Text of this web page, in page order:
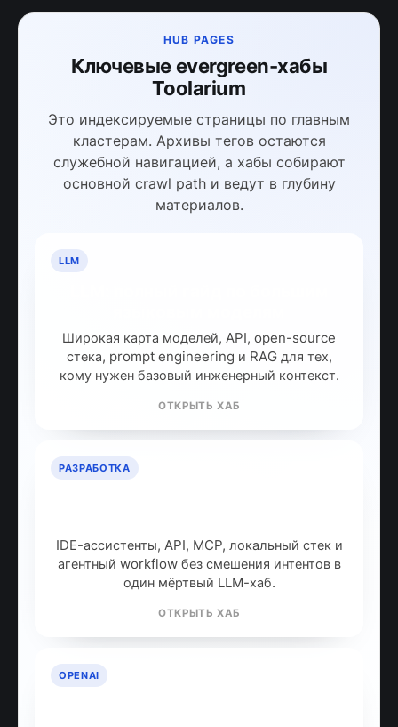
HUB PAGES
Ключевые evergreen-хабы
Toolarium
Это индексируемые страницы по главным
кластерам. Архивы тегов остаются
служебной навигацией, а хабы собирают
основной crawl path и ведут в глубину
материалов.
LLM
Широкая карта моделей, API, open-source
стека, prompt engineering и RAG для тех,
кому нужен базовый инженерный контекст.
ОТКРЫТЬ ХАБ
РАЗРАБОТКА
IDE-ассистенты, API, MCP, локальный стек и
агентный workflow без смешения интентов в
один мёртвый LLM-хаб.
ОТКРЫТЬ ХАБ
OPENAI